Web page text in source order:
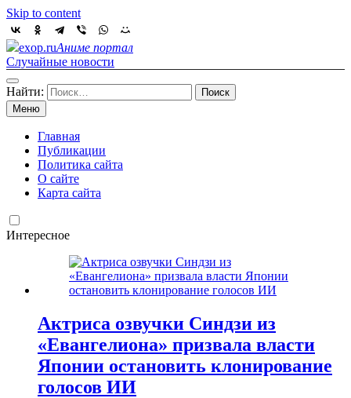
Skip to content
exop.ruАниме портал
Случайные новости
Найти:
Меню
Главная
Публикации
Политика сайта
О сайте
Карта сайта
Интересное
Актриса озвучки Синдзи из
«Евангелиона» призвала власти
Японии остановить клонирование
голосов ИИ